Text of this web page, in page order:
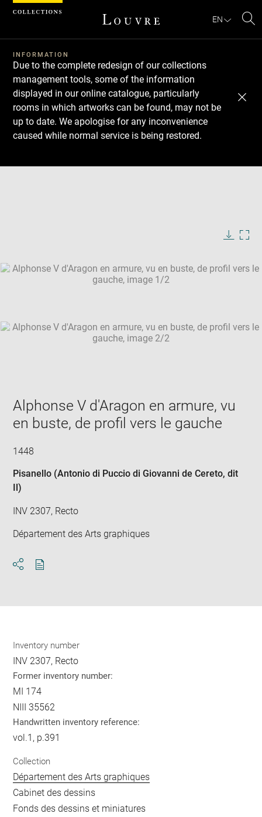
EN
INFORMATION
Due to the complete redesign of our collections
management tools, some of the information
displayed in our online catalogue, particularly
rooms in which artworks can be found, may not be
up to date. We apologise for any inconvenience
caused while normal service is being restored.
in
SKIP IMAGE CAROUSEL
Download
Next
Previous
Alphonse V d'Aragon en armure, vu
en buste, de profil vers le gauche
1448
Pisanello (Antonio di Puccio di Giovanni de Cereto, dit
Il)
INV 2307, Recto
Département des Arts graphiques
Inventory number
INV 2307, Recto
Former inventory number:
MI 174
NIII 35562
Handwritten inventory reference:
vol.1, p.391
Collection
Département des Arts graphiques
Cabinet des dessins
Fonds des dessins et miniatures
Cookies management panel